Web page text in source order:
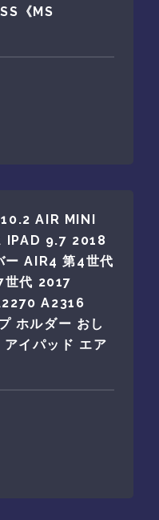
《MS
AIR MINI
IPAD 9.7 2018
ー AIR4 第4世代
世代 2017
A2316
ホルダー おし
イパッド エア